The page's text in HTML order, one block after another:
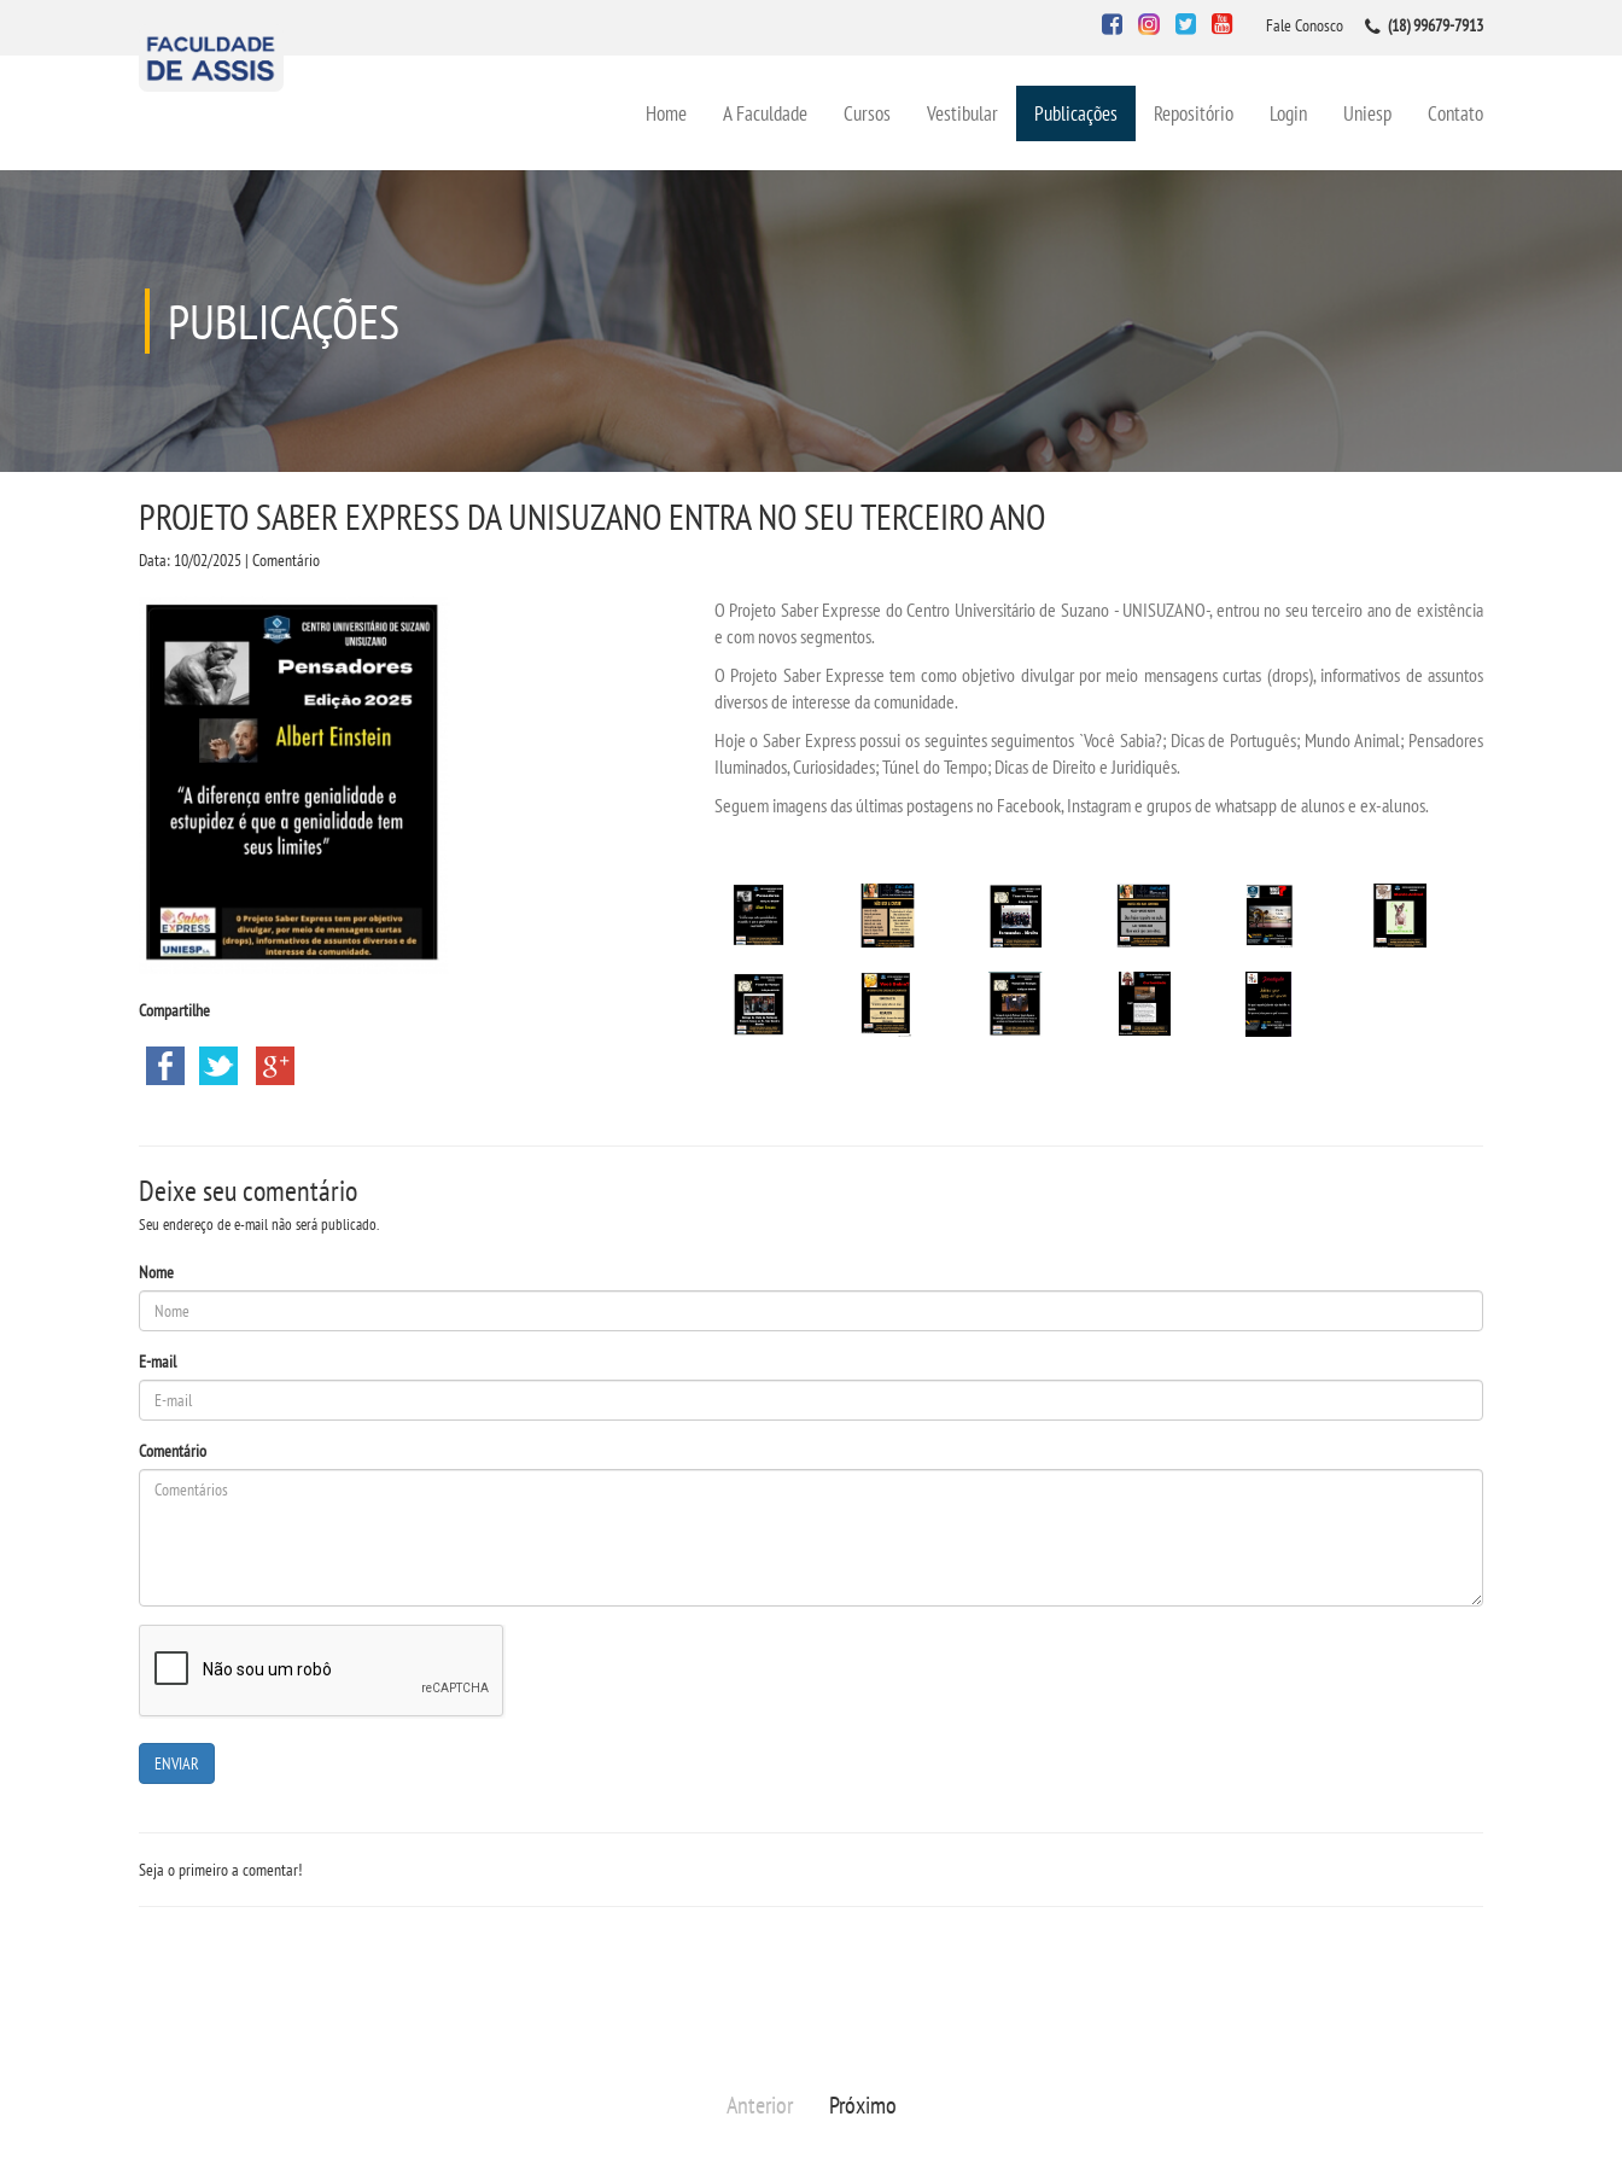
Fale Conosco (18) 99679-7913
Home A Faculdade Cursos Vestibular Publicações Repositório Login Uniesp Contato
PUBLICAÇÕES
PROJETO SABER EXPRESS DA UNISUZANO ENTRA NO SEU TERCEIRO ANO
Data: 10/02/2025 | Comentário
Compartilhe
O Projeto Saber Expresse do Centro Universitário de Suzano - UNISUZANO-, entrou no seu terceiro ano de existência
e com novos segmentos.
O Projeto Saber Expresse tem como objetivo divulgar por meio mensagens curtas (drops), informativos de assuntos
diversos de interesse da comunidade.
Hoje o Saber Express possui os seguintes seguimentos `Você Sabia?; Dicas de Português; Mundo Animal; Pensadores
Iluminados, Curiosidades; Túnel do Tempo; Dicas de Direito e Juridiquês.
Seguem imagens das últimas postagens no Facebook, Instagram e grupos de whatsapp de alunos e ex-alunos.
Deixe seu comentário
Seu endereço de e-mail não será publicado.
Nome
E-mail
Comentário
Seja o primeiro a comentar!
Anterior Próximo